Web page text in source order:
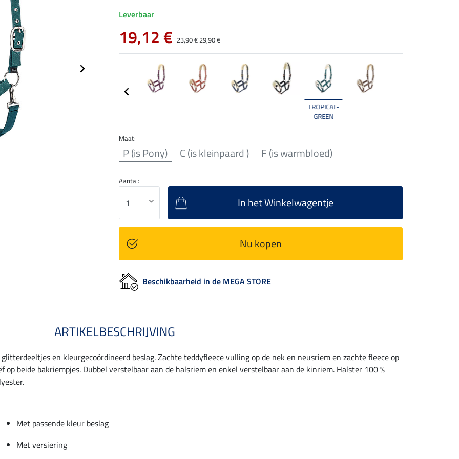
TROPICAL-
GREEN
Maat:
P (is Pony) C (is kleinpaard ) F (is warmbloed)
Leverbaar
19,12 € 23,90 €29,90 €
Aantal:
In het Winkelwagentje
Nu kopen
Beschikbaarheid in de MEGA STORE
ARTIKELBESCHRIJVING
en kleurgecoördineerd beslag. Zachte teddyfleece vulling op de nek en neusriem en zachte fleece op
beide bakriempjes. Dubbel verstelbaar aan de halsriem en enkel verstelbaar aan de kinriem. Halster 100 %
Met passende kleur beslag
Met versiering